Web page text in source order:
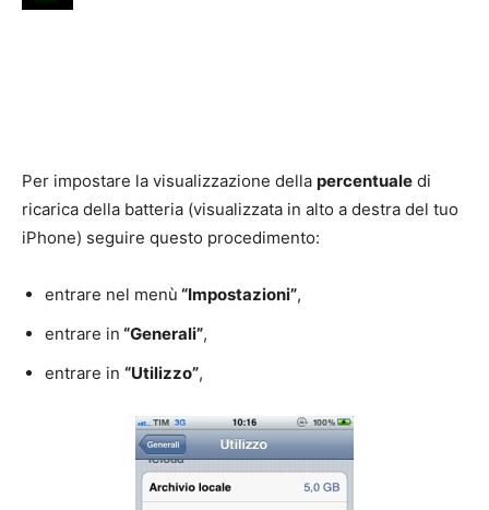
Per impostare la visualizzazione della percentuale di
ricarica della batteria (visualizzata in alto a destra del tuo
iPhone) seguire questo procedimento:
entrare nel menù “Impostazioni”,
entrare in “Generali”,
entrare in “Utilizzo”,